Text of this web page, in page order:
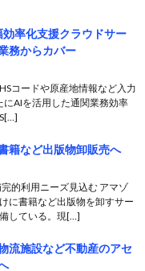
率化支援クラウドサー
務からカバー
コードや原産地情報など入力
にAIを活用した通関業務効率
籍など出版物卸販売へ
的利用ニーズ見込む アマゾ
に書籍など出版物を卸すサー
している。現[…]
流施設など不動産のアセ